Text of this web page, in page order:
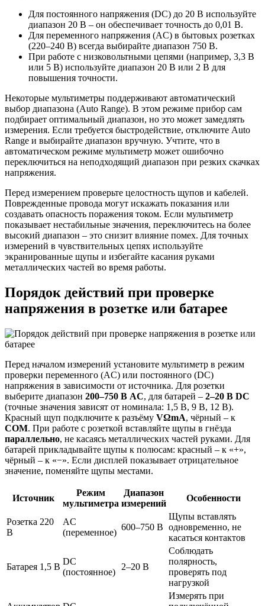
Для постоянного напряжения (DC) до 20 В используйте
диапазон 20 В – он обеспечивает точность до 0,01 В.
Для переменного напряжения (AC) в бытовых розетках
(220–240 В) всегда выбирайте диапазон 750 В.
При работе с низковольтными цепями (например, 3,3 В
или 5 В) используйте диапазон 20 В или 2 В для
повышения точности.
Некоторые мультиметры поддерживают автоматический
выбор диапазона (Auto Range). В этом режиме прибор сам
подбирает оптимальный диапазон, но это может замедлять
измерения. Если требуется быстродействие, отключите Auto
Range и выбирайте диапазон вручную. Учтите, что в
автоматическом режиме мультиметр может ошибочно
переключиться на неподходящий диапазон при резких скачках
напряжения.
Перед измерением проверьте целостность щупов и кабелей.
Поврежденные провода могут искажать показания или
создавать опасность поражения током. Если мультиметр
показывает нестабильные значения, переключитесь на более
высокий диапазон – это снизит влияние помех. Для точных
измерений в чувствительных цепях используйте
экранированные щупы и избегайте касания руками
металлических частей во время работы.
Порядок действий при проверке
напряжения в розетке или батарее
Перед началом измерений установите мультиметр в режим
проверки переменного (AC) или постоянного (DC)
напряжения в зависимости от источника. Для розетки
выберите диапазон 200–750 В AC, для батарей – 2–20 В DC
(точные значения зависят от номинала: 1,5 В, 9 В, 12 В).
Красный щуп подключите к разъёму VΩmA, чёрный – к
COM. При работе с розеткой вставляйте щупы в гнёзда
параллельно, не касаясь металлических частей руками. Для
батарей прикладывайте щупы к полюсам: красный – к «+»,
чёрный – к «−». Если дисплей показывает отрицательное
значение, поменяйте щупы местами.
Источник
Режим
мультиметра
Диапазон
измерений
Особенности
Розетка 220
В
AC
(переменное)
600–750 В
Щупы вставлять
одновременно, не
касаться контактов
Батарея 1,5 В
DC
(постоянное)
2–20 В
Соблюдать
полярность,
проверять под
нагрузкой
Измерять при